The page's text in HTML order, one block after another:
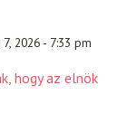
2026 - 7:33 pm
hogy az elnök